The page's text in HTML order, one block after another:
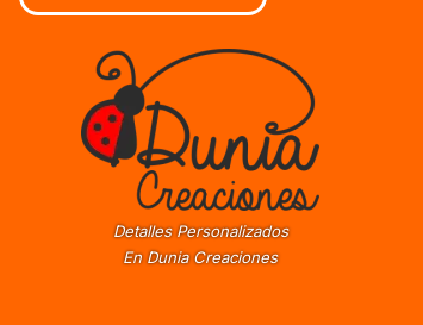
Detalles Personalizados
En Dunia Creaciones